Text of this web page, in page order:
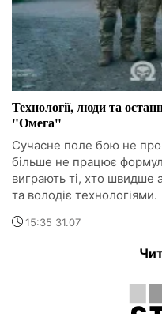
Технології, люди та
"Омега"
Сучасне поле бою не
більше не працює
виграють ті, хто швидше
та володіє технологіями.
15:35 31.07